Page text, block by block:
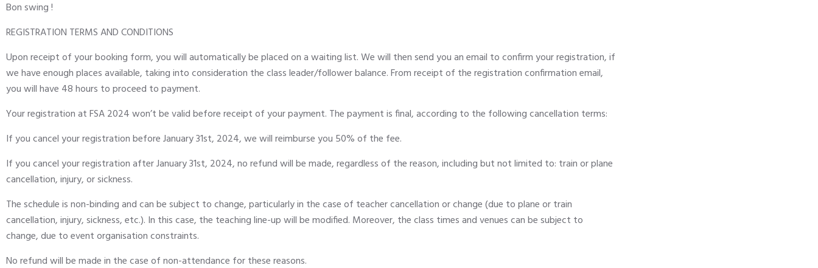
Bon swing !
REGISTRATION TERMS AND CONDITIONS
Upon receipt of your booking form, you will automatically be placed on a waiting list. We will then send you an email to confirm your registration, if
we have enough places available, taking into consideration the class leader/follower balance. From receipt of the registration confirmation email,
you will have 48 hours to proceed to payment.
Your registration at FSA 2024 won’t be valid before receipt of your payment. The payment is final, according to the following cancellation terms:
If you cancel your registration before January 31st, 2024, we will reimburse you 50% of the fee.
If you cancel your registration after January 31st, 2024, no refund will be made, regardless of the reason, including but not limited to: train or plane
cancellation, injury, or sickness.
The schedule is non-binding and can be subject to change, particularly in the case of teacher cancellation or change (due to plane or train
cancellation, injury, sickness, etc.). In this case, the teaching line-up will be modified. Moreover, the class times and venues can be subject to
change, due to event organisation constraints.
No refund will be made in the case of non-attendance for these reasons.